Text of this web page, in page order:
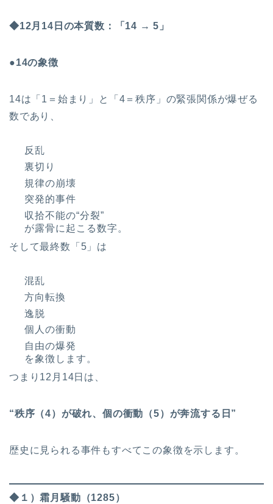
◆12月14日の本質数：「14 → 5」
●14の象徴
14は「1＝始まり」と「4＝秩序」の緊張関係が爆ぜる
数であり、
反乱
裏切り
規律の崩壊
突発的事件
収拾不能の“分裂”
が露骨に起こる数字。
そして最終数「5」は
混乱
方向転換
逸脱
個人の衝動
自由の爆発
を象徴します。
つまり12月14日は、
“秩序（4）が破れ、個の衝動（5）が奔流する日”
歴史に見られる事件もすべてこの象徴を示します。
◆１）霜月騒動（1285）